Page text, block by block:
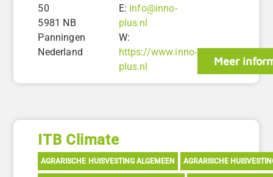
50
5981 NB
Panningen
Nederland
E: info@inno-
plus.nl
W:
https://www.inno-
plus.nl
Meer
ITB Climate
AGRARISCHE HUISVESTING ALGEMEEN AGRARISCHE